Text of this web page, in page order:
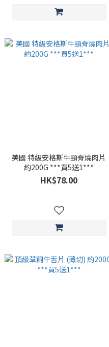
美國 特級安格斯牛頸脊燒肉片
約200G ***買5送1***
HK$78.00